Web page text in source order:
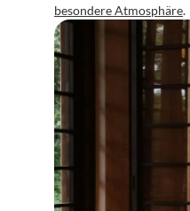
besondere Atmosphäre.